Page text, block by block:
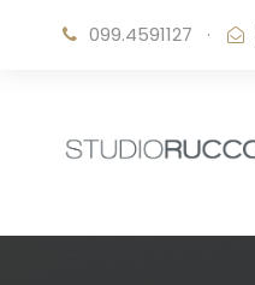
099.4591127 ·